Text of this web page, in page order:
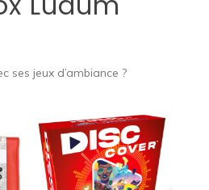
ses jeux d’ambiance ?